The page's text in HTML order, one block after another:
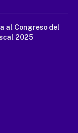
al Congreso del
2025